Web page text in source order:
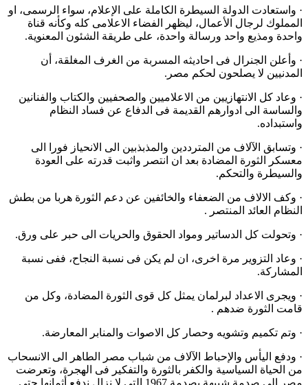
· واستعادت الدولة السيطرة الكاملة على الإعلام، سواء الرسمى، او
المملوك لرجال الأعمال، ليظهر الفضاء الاعلامى كله وكأنه قناة
واحدة ومذيع واحد ورسالة واحدة، على طريقة الشئون المعنوية.
· وأعلن الجنرال فى احاديثه المسربة من الغرف المغلقة، أن
المدنيين لا يصلحون لحكم مصر.
· وعاد كل الانتهازيين من الاعلاميين والصحفيين والكتاب والفنانين
والساسة الى ادوارهم القديمة فى الدفاع عن فساد النظام
واستبداده.
· وتسابق الآلاف من المترددين والمذبذبين الى الانحياز فورا الى
معسكر الثورة المضادة بعد ان انتصر واثبت قدرته على العودة
والسيطرة والتحكم.
· وكف الالاف من الضعفاء والخائفين عن دعم الثورة هربا من بطش
النظام العائد المنتصر .
· وتحولت كل الدساتير ومواد الحقوق والحريات الى حبر على ورق.
· وعاد التزوير مرة اخرى، ان لم يكن فى نسبة النجاح، ففى نسبة
المشاركة.
· ويجرى الاعداد لبرلمان يمثل كل قوى الثورة المضادة، وكل من
قامت الثورة ضدهم .
· وتم تكميم وتشويه وحصار كل الاصوات والمنابر المعارضة.
· ودفع اليأس والإحباط الآلاف من شباب مصر الطاهر الى الانسحاب
من الحياة السياسية والكفر بالثورة والتفكير فى الهجرة، وتعرضت
مصر الى صدمة شبيهة بصدمة 1967 التى لا نزال ندفع أثمانها حتى